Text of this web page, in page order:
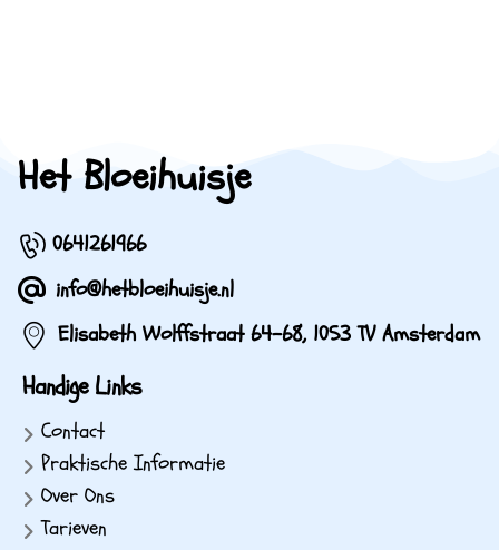
Het Bloeihuisje
0641261966
info@hetbloeihuisje.nl
Elisabeth Wolffstraat 64-68, 1053 TV Amsterdam
Handige Links
Contact
Praktische Informatie
Over Ons
Tarieven